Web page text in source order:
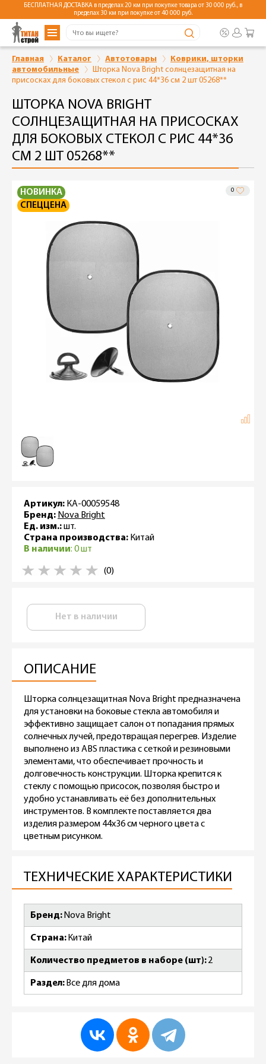
БЕСПЛАТНАЯ ДОСТАВКА в пределах 20 км при покупке товара от 30 000 руб., в
пределах 30 км при покупке от 40 000 руб.
Главная Каталог Автотовары
Коврики, шторки
автомобильные
Шторка Nova Bright солнцезащитная на
присосках для боковых стекол с рис 44*36 см 2 шт 05268**
ШТОРКА NOVA BRIGHT
СОЛНЦЕЗАЩИТНАЯ НА ПРИСОСКАХ
ДЛЯ БОКОВЫХ СТЕКОЛ С РИС 44*36
СМ 2 ШТ 05268**
0
НОВИНКА
СПЕЦЦЕНА
Артикул: КА-00059548
Бренд: Nova Bright
Ед. изм.:шт.
Страна производства: Китай
В наличии: 0 шт
(0)
Нет в наличии
ОПИСАНИЕ
Шторка солнцезащитная Nova Bright предназначена
для установки на боковые стекла автомобиля и
эффективно защищает салон от попадания прямых
солнечных лучей, предотвращая перегрев. Изделие
выполнено из ABS пластика с сеткой и резиновыми
элементами, что обеспечивает прочность и
долговечность конструкции. Шторка крепится к
стеклу с помощью присосок, позволяя быстро и
удобно устанавливать её без дополнительных
инструментов. В комплекте поставляется два
изделия размером 44х36 см черного цвета с
цветным рисунком.
ТЕХНИЧЕСКИЕ ХАРАКТЕРИСТИКИ
Бренд Nova Bright
Страна Китай
Количество предметов в наборе (шт) 2
Раздел Все для дома